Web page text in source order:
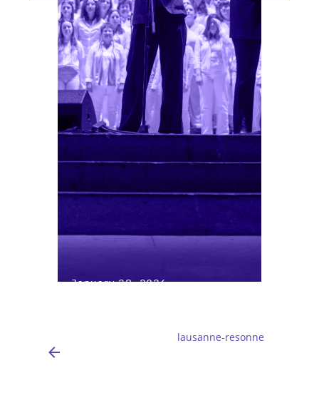
January 28, 2026
lausanne-resonne